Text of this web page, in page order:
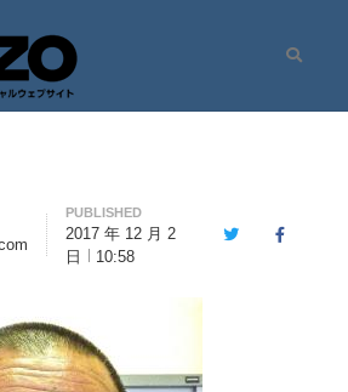
山憲三 Official Site
PUBLISHED
2017 年 12 月 2
日
10:58
TwitterFacebook